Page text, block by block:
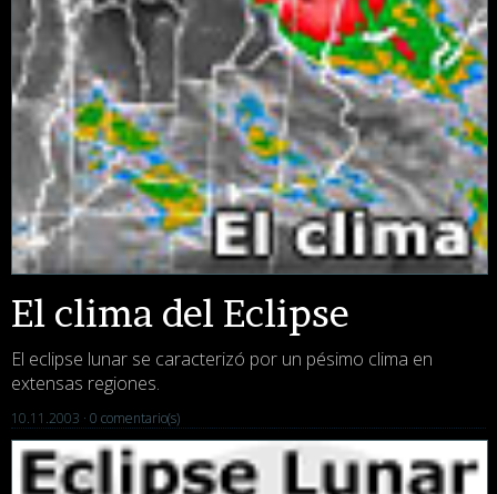
El clima del Eclipse
El eclipse lunar se caracterizó por un pésimo clima en
extensas regiones.
10.11.2003 · 0 comentario(s)